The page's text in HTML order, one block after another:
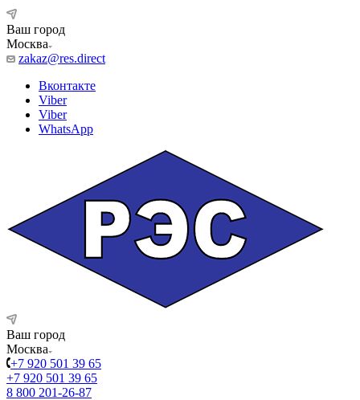
Ваш город
Москва
zakaz@res.direct
Вконтакте
Viber
Viber
WhatsApp
Ваш город
Москва
+7 920 501 39 65
+7 920 501 39 65
8 800 201-26-87